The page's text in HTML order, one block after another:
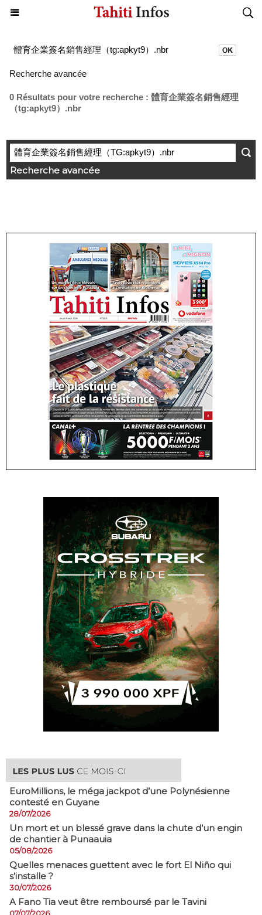
Recherche avancée
0 Résultats pour votre recherche : 體育企業簽名銷售經理
（tg:apkyt9）.nbr
Recherche avancée
EuroMillions, ​le méga jackpot d’une Polynésienne
contesté en Guyane
28/07/2026
​Un mort et un blessé grave dans la chute d’un engin
de chantier à Punaauia
05/08/2026
Quelles menaces guettent avec le fort El Niño qui
s’installe ?
30/07/2026
A Fano Tia veut être remboursé par le Tavini